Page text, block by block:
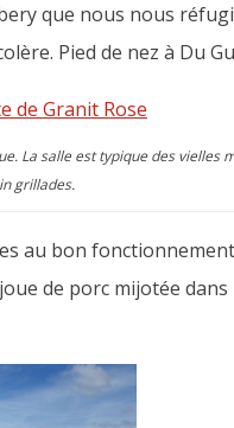
que nous nous
Pied de nez à Du
La salle est typique des vielles
grillades.
au bon
de porc mijotée